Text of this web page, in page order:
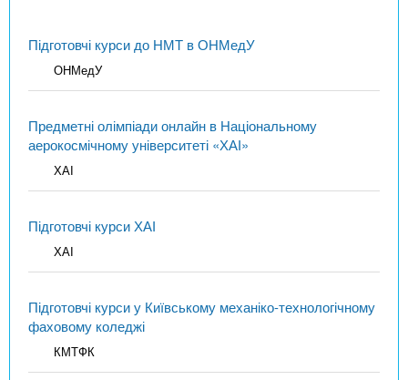
Підготовчі курси до НМТ в ОНМедУ
ОНМедУ
Предметні олімпіади онлайн в Національному
аерокосмічному університеті «ХАІ»
ХАІ
Підготовчі курси ХАІ
ХАІ
Підготовчі курси у Київському механіко-технологічному
фаховому коледжі
КМТФК